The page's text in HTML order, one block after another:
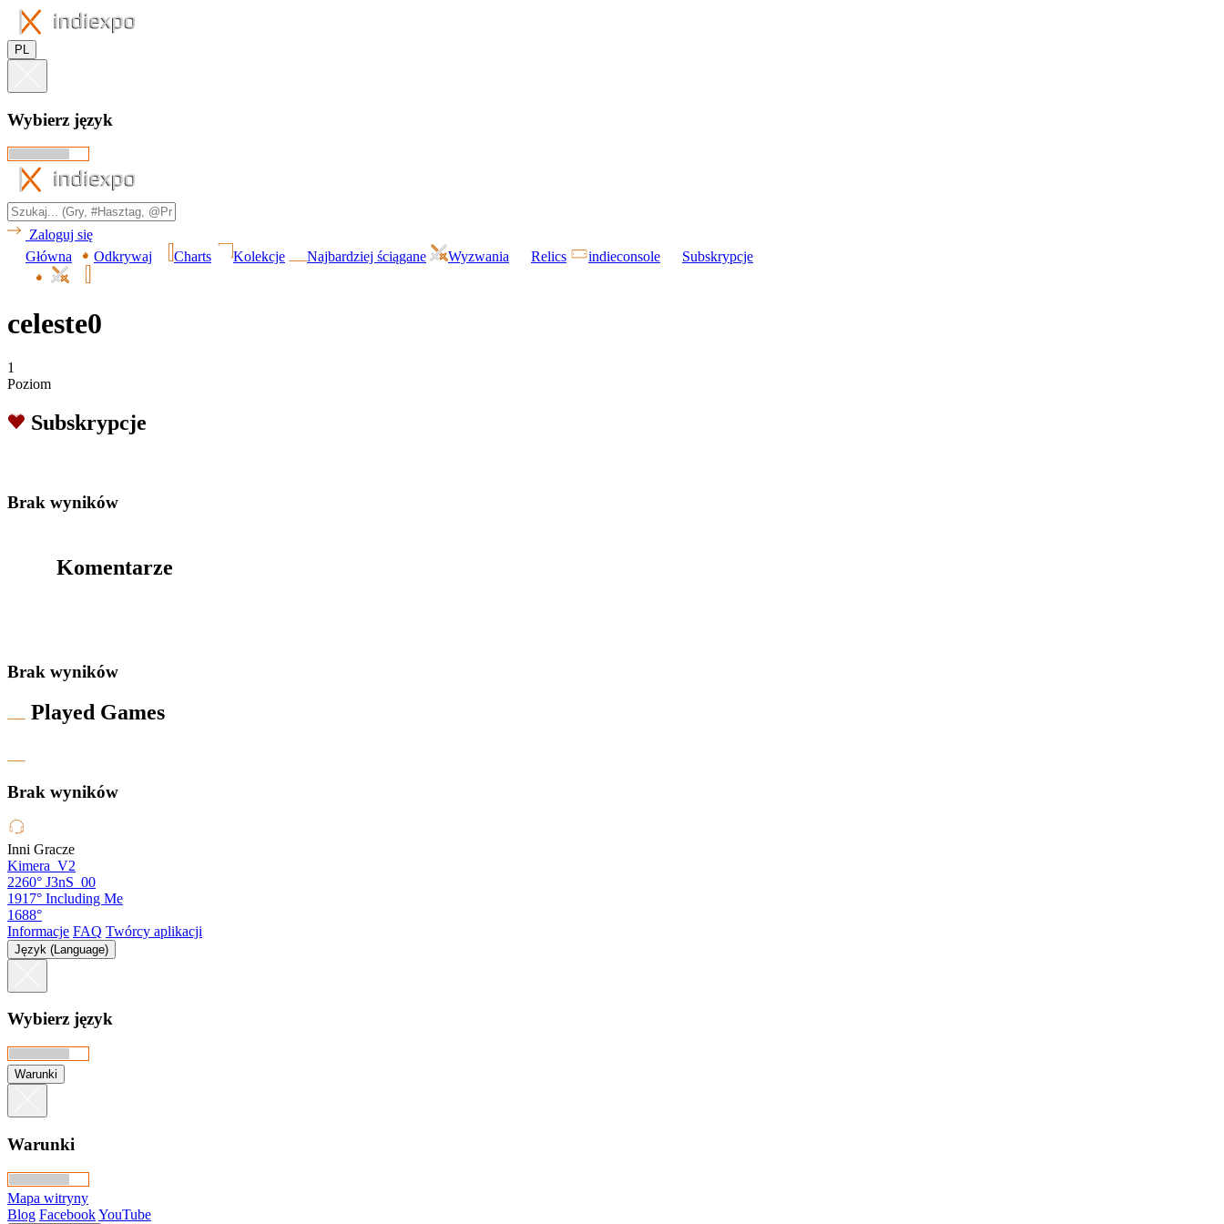
PL
Wybierz język
Zaloguj się
Główna
Odkrywaj Charts Kolekcje Najbardziej ściągane Wyzwania Relics indieconsole Subskrypcje
celeste0
1
Poziom
Subskrypcje
Brak wyników
Komentarze
Brak wyników
Played Games
Brak wyników
Inni Gracze
Kimera_V2
2260° J3nS_00
1917° Including Me
1688°
Informacje FAQ Twórcy aplikacji
Język (Language)
Wybierz język
Warunki
Warunki
Mapa witryny
Blog FacebookYouTube